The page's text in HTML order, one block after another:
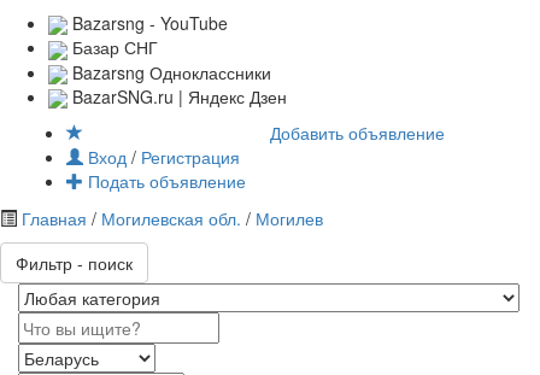
Bazarsng - YouTube
Базар СНГ
Bazarsng Одноклассники
BazarSNG.ru | Яндекс Дзен
Вход / Регистрация
Подать объявление
Добавить объявление
Главная / Могилевская обл. / Могилев
Фильтр - поиск